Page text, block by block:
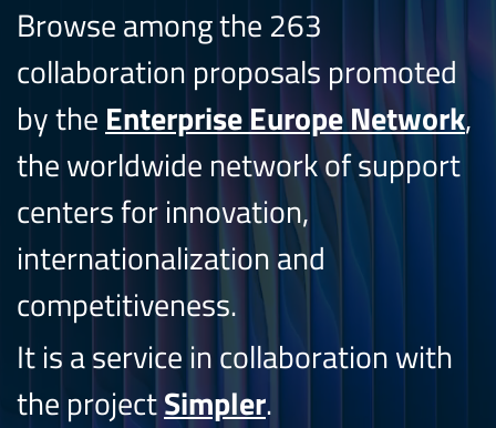
Browse among the 263
collaboration proposals promoted
by the Enterprise Europe Network,
the worldwide network of support
centers for innovation,
internationalization and
competitiveness.
It is a service in collaboration with
the projectSimpler.